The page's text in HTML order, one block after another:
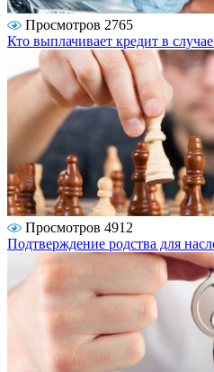
Просмотров 2765
Кто выплачивает кредит в
Просмотров 4912
Подтверждение родства для